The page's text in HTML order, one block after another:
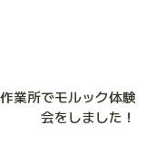
業所でモルック体験
会をしました！